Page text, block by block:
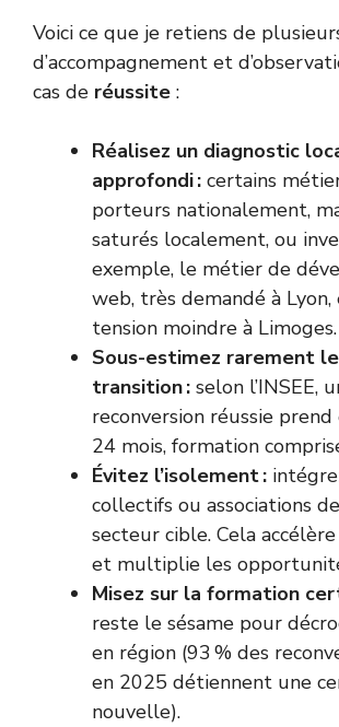
Voici ce que je retiens de
d’accompagnement et
cas de réussite :
Réalisez un diagnostic
approfondi : certains
porteurs nationalement,
saturés localement, ou
exemple, le métier de
web, très demandé à Lyon,
tension moindre à Limoges.
Sous-estimez rarement
transition : selon l’INSEE,
reconversion réussie
24 mois, formation
Évitez l’isolement :
collectifs ou associations
secteur cible. Cela
et multiplie les
Misez sur la formation
reste le sésame pour
en région (93 % des
en 2025 détiennent une
nouvelle).